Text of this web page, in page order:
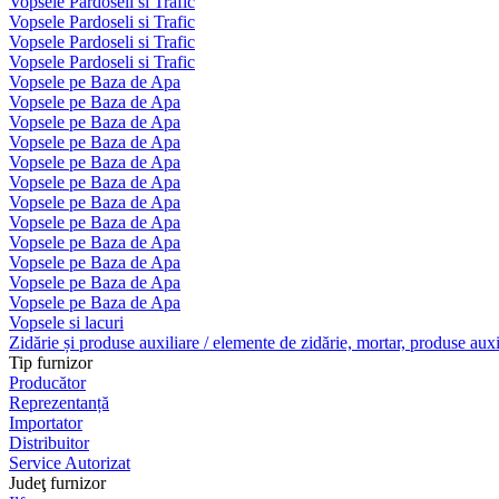
Vopsele Pardoseli si Trafic
Vopsele Pardoseli si Trafic
Vopsele Pardoseli si Trafic
Vopsele pe Baza de Apa
Vopsele pe Baza de Apa
Vopsele pe Baza de Apa
Vopsele pe Baza de Apa
Vopsele pe Baza de Apa
Vopsele pe Baza de Apa
Vopsele pe Baza de Apa
Vopsele pe Baza de Apa
Vopsele pe Baza de Apa
Vopsele pe Baza de Apa
Vopsele pe Baza de Apa
Vopsele pe Baza de Apa
Vopsele si lacuri
Zidărie și produse auxiliare / elemente de zidărie, mortar, produse
Tip furnizor
Producător
Reprezentanță
Importator
Distribuitor
Service Autorizat
Judeţ furnizor